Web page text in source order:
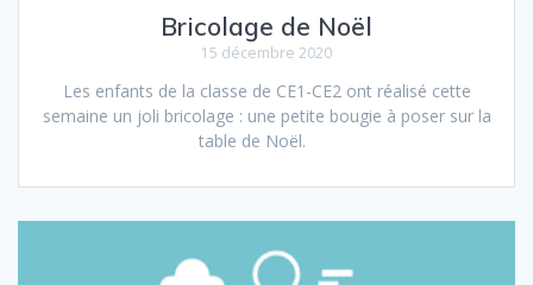
Bricolage de Noël
15 décembre 2020
Les enfants de la classe de CE1-CE2 ont réalisé cette
semaine un joli bricolage : une petite bougie à poser sur la
table de Noël.